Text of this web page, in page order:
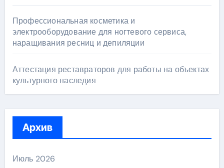
Профессиональная косметика и
электрооборудование для ногтевого сервиса,
наращивания ресниц и депиляции
Аттестация реставраторов для работы на объектах
культурного наследия
Архив
Июль 2026